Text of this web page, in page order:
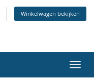
Winkelwagen bekijken